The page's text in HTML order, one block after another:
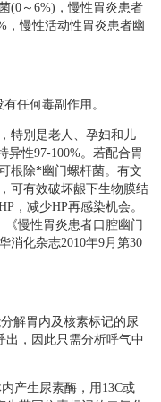
(0～6%)，慢性胃炎患者
，慢性活动性胃炎患者幽
任何毒副作用。
特别是老人、孕妇和儿
异性97-100%。若配合胃
根除*幽门螺杆菌。有文
可有效破坏龈下生物膜结
，减少HP再感染机会。
慢性胃炎患者口腔幽门
消化杂志2010年9月第30
解胃内及核素标记的尿
出，因此只需分析呼气中
产生尿素酶，用13C或